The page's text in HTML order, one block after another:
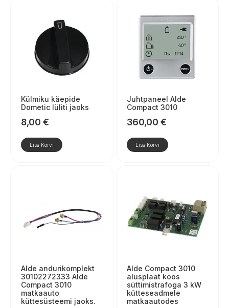
Külmiku käepide
Dometic lüliti jaoks
8,00 €
Lisa Korvi
Juhtpaneel Alde
Compact 3010
360,00 €
Lisa Korvi
Alde andurikomplekt
30102272333 Alde
Compact 3010
matkaauto
küttesüsteemi jaoks.
Alde Compact 3010
alusplaat koos
süttimistrafoga 3 kW
kütteseadmele
matkaautodes